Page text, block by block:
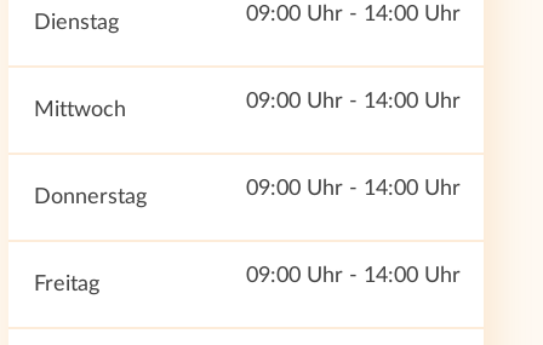
Dienstag 09:00 Uhr - 14:00 Uhr
Mittwoch 09:00 Uhr - 14:00 Uhr
Donnerstag 09:00 Uhr - 14:00 Uhr
Freitag 09:00 Uhr - 14:00 Uhr